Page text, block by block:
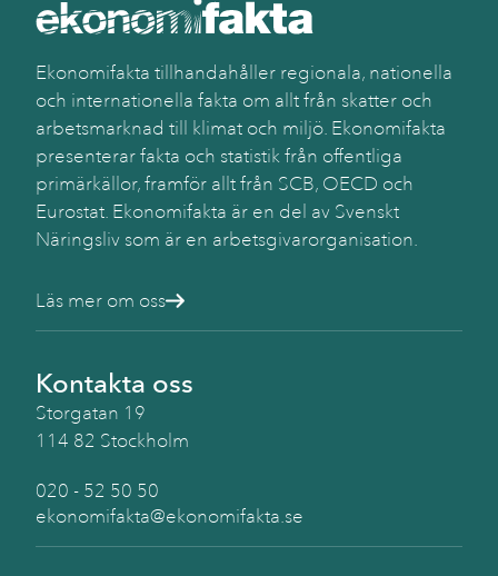
Ekonomifakta tillhandahåller regionala, nationella
och internationella fakta om allt från skatter och
arbetsmarknad till klimat och miljö. Ekonomifakta
presenterar fakta och statistik från offentliga
primärkällor, framför allt från SCB, OECD och
Eurostat. Ekonomifakta är en del av Svenskt
Näringsliv som är en arbetsgivarorganisation.
Läs mer om oss
Kontakta oss
Storgatan 19
114 82 Stockholm
020 - 52 50 50
ekonomifakta@ekonomifakta.se